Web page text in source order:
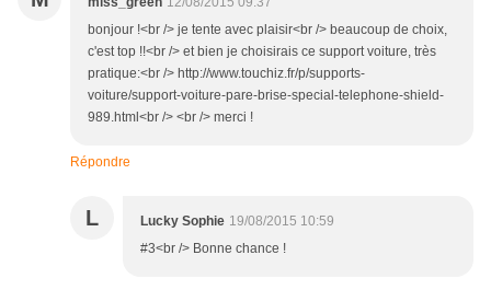
bonjour !<br /> je tente avec plaisir<br /> beaucoup de choix,
c'est top !!<br /> et bien je choisirais ce support voiture, très
pratique:<br /> http://www.touchiz.fr/p/supports-
voiture/support-voiture-pare-brise-special-telephone-shield-
989.html<br /> <br /> merci !
Répondre
L Lucky Sophie 19/08/2015 10:59
#3<br /> Bonne chance !